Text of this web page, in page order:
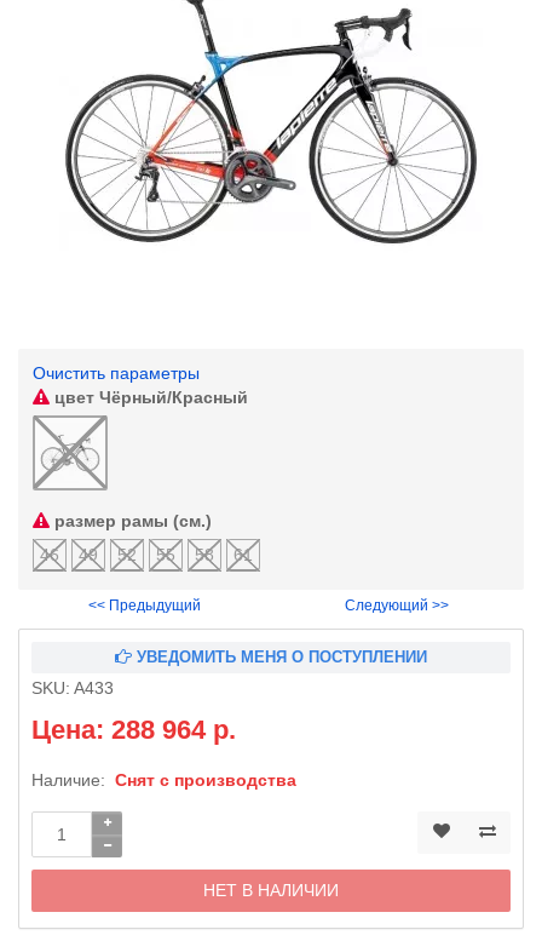
Очистить параметры
цвет Чёрный/Красный
размер рамы (см.)
46
49 52 55 58 61
<< Предыдущий Следующий >>
УВЕДОМИТЬ МЕНЯ О ПОСТУПЛЕНИИ
SKU: A433
Цена: 288 964 р.
Наличие: Снят с производства
НЕТ В НАЛИЧИИ